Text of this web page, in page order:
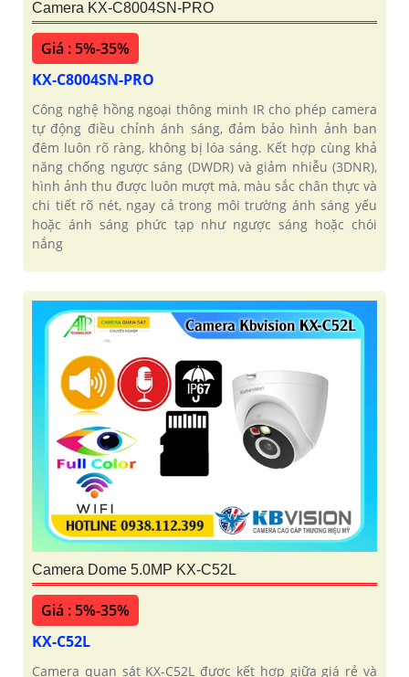
Camera KX-C8004SN-PRO
Giá : 5%-35%
KX-C8004SN-PRO
Công nghệ hồng ngoại thông minh IR cho phép camera
tự động điều chỉnh ánh sáng, đảm bảo hình ảnh ban
đêm luôn rõ ràng, không bị lóa sáng. Kết hợp cùng khả
năng chống ngược sáng (DWDR) và giảm nhiễu (3DNR),
hình ảnh thu được luôn mượt mà, màu sắc chân thực và
chi tiết rõ nét, ngay cả trong môi trường ánh sáng yếu
hoặc ánh sáng phức tạp như ngược sáng hoặc chói
nắng
Camera Dome 5.0MP KX-C52L
Giá : 5%-35%
KX-C52L
Camera quan sát KX-C52L được kết hợp giữa giá rẻ và